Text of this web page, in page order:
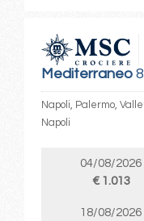
Mediterraneo8
Napoli, Palermo,
Napoli
04/08/2026
€ 1.013
18/08/2026